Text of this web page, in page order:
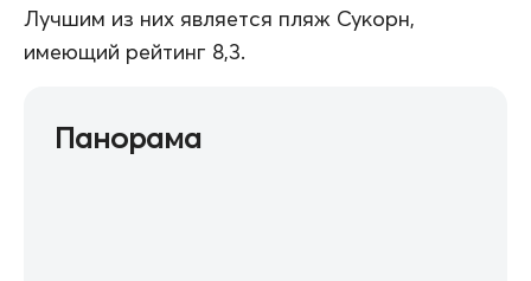
Лучшим из них является пляж Сукорн,
имеющий рейтинг 8,3.
Панорама